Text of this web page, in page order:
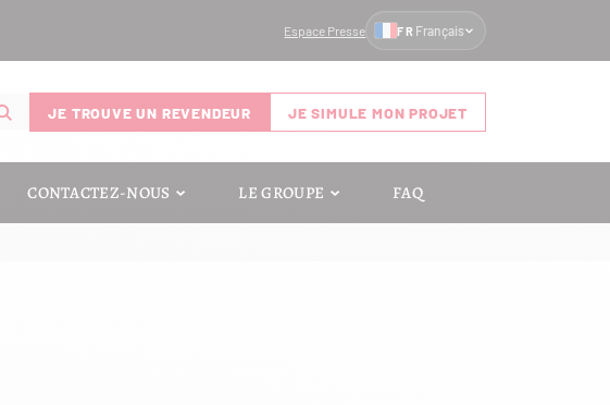
Espace Presse FR Français
JE TROUVE UN REVENDEUR JE SIMULE MON PROJET
CONTACTEZ-NOUS LE GROUPE FAQ